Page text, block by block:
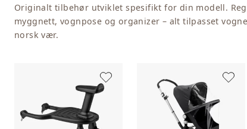
Originalt tilbehør utviklet spesifikt for din modell.
myggnett, vognpose og organizer – alt tilpasset
norsk vær.